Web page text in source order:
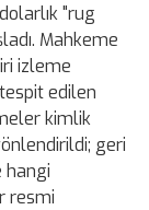
"rug
Mahkeme
izleme
edilen
kimlik
geri
hangi
resmi